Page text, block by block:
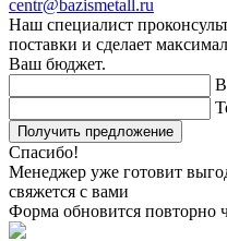
centr@bazismetall.ru
Наш специалист
поставки и сделает
Ваш бюджет.
Получить предложение
Спасибо!
Менеджер уже готовит
свяжется с вами
Форма обновится повторно